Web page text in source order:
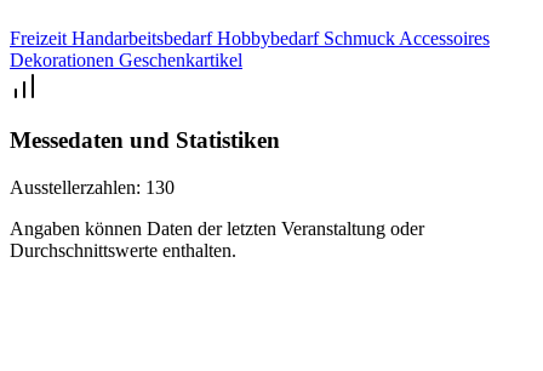
Freizeit HandarbeitsbedarfHobbybedarf Schmuck Accessoires
Dekorationen Geschenkartikel
Messedaten und Statistiken
Ausstellerzahlen: 130
Angaben können Daten der letzten Veranstaltung oder
Durchschnittswerte enthalten.